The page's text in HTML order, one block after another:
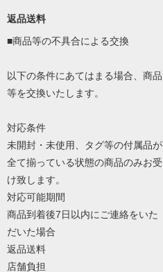
返品送料
■商品等の不具合による交換
以下の条件にあてはまる場合、商品
等を交換いたします。
対応条件
未開封・未使用、タグ等の付属品が
全て揃っている状態の商品のみお受
け致します。
対応可能期間
商品到着後7日以内にご連絡をいた
だいた場合
返品送料
店舗負担